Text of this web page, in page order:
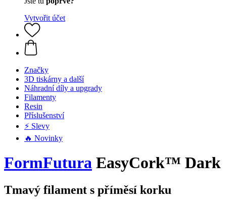
Vytvořit účet
Značky
3D tiskárny a další
Náhradní díly a upgrady
Filamenty
Resin
Příslušenství
⚡ Slevy
🔥 Novinky
FormFutura EasyCork™ Dark
Tmavý filament s příměsí korku